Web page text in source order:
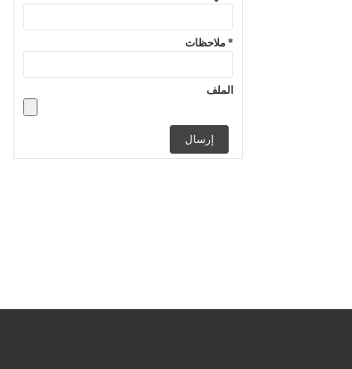
ملاحظات *
الملف